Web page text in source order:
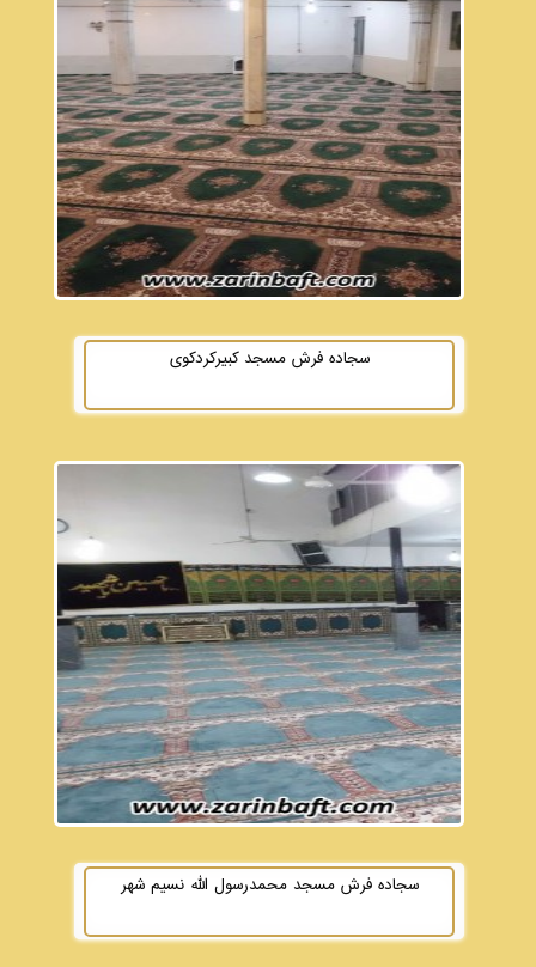
سجاده فرش مسجد کبیرکردکوی
سجاده فرش مسجد محمدرسول الله نسیم شهر